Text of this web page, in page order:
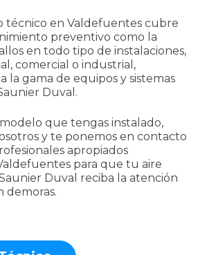
técnico en Valdefuentes cubre
preventivo como la
en todo tipo de instalaciones,
comercial o industrial,
la gama de equipos y sistemas
Duval.
que tengas instalado,
y te ponemos en contacto
apropiados
para que tu aire
Duval reciba la atención
demoras.